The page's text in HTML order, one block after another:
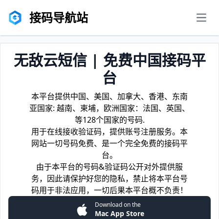
接码导航站
无敌云短信 | 免费中国接码平
台
本平台提供中国、美国、加拿大、香港、东南
亚国家: 越南、柬埔，欧洲国家：法国、英国、
等128个国家的号码.
用于在线接收验证码，提供账号注册服务。本
网站一切号码免费、是一个完全免费的接码平
台。
由于本平台的号码&验证码公开对外提供服
务，因此请保护好您的隐私，禁止将本平台号
码用于非法应用，一切后果本平台概不负责！
Download on the
Mac App Store